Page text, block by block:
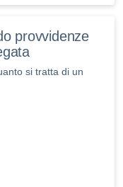
provvidenze
si tratta di un